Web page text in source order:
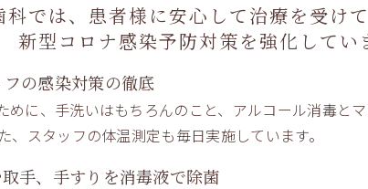
科では、患者様に安心して治療を受け
新型コロナ感染予防対策を強化してい
の感染対策の徹底
めに、手洗いはもちろんのこと、アルコール消毒と
、スタッフの体温測定も毎日実施しています。
取手、手すりを消毒液で除菌